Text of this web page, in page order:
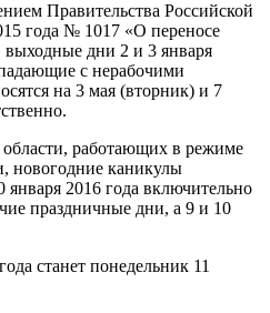
Правительства Российской
года № 1017 «О переносе
дни 2 и 3 января
с нерабочими
на 3 мая (вторник) и 7
работающих в режиме
новогодние каникулы
января 2016 года включительно
праздничные дни, а 9 и 10
станет понедельник 11